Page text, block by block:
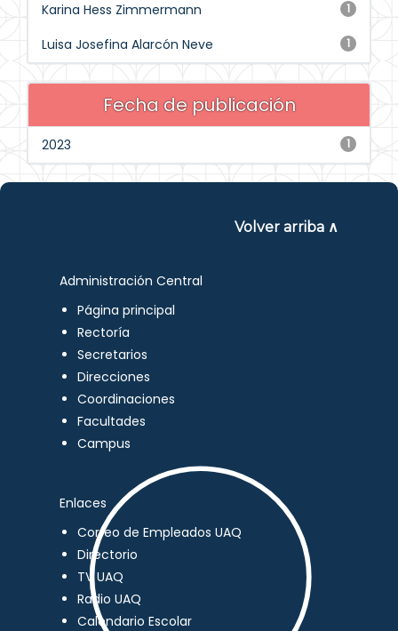
1
Karina Hess Zimmermann
1
Luisa Josefina Alarcón Neve
Fecha de publicación
1
2023
Volver arriba ∧
Administración Central
Página principal
Rectoría
Secretarios
Direcciones
Coordinaciones
Facultades
Campus
Enlaces
Correo de Empleados UAQ
Directorio
TV UAQ
Radio UAQ
Calendario Escolar